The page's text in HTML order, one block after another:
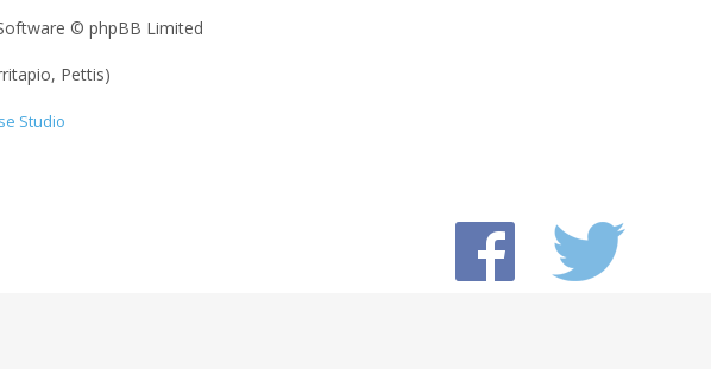
© phpBB Limited
Pettis)
Studio